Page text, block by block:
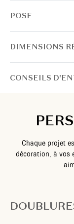
POSE
DIMENSIONS
CONSEILS
Chaque projet
décoration, à vos